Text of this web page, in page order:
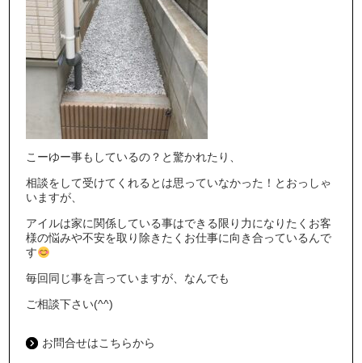
こーゆー事もしているの？と驚かれたり、
相談をして受けてくれるとは思っていなかった！とおっしゃ
いますが、
アイルは家に関係している事はできる限り力になりたくお客
様の悩みや不安を取り除きたくお仕事に向き合っているんで
す
毎回同じ事を言っていますが、なんでも
ご相談下さい(^^)
お問合せはこちらから